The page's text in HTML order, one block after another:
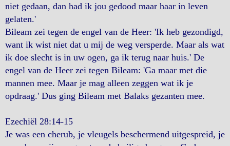
niet gedaan, dan had ik jou gedood maar haar in leven
gelaten.'
Bileam zei tegen de engel van de Heer: 'Ik heb gezondigd,
want ik wist niet dat u mij de weg versperde. Maar als wat
ik doe slecht is in uw ogen, ga ik terug naar huis.' De
engel van de Heer zei tegen Bileam: 'Ga maar met die
mannen mee. Maar je mag alleen zeggen wat ik je
opdraag.' Dus ging Bileam met Balaks gezanten mee.
Ezechiël 28:14-15
Je was een cherub, je vleugels beschermend uitgespreid, je